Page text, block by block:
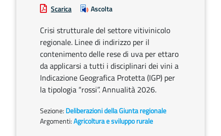
Scarica Ascolta
Crisi strutturale del settore vitivinicolo
regionale. Linee di indirizzo per il
contenimento delle rese di uva per ettaro
da applicarsi a tutti i disciplinari dei vini a
Indicazione Geografica Protetta (IGP) per
la tipologia “rossi”. Annualità 2026.
Sezione: Deliberazioni della Giunta regionale
Argomenti:Agricoltura e sviluppo rurale